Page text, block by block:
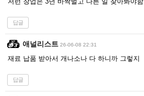
답글
애널리스트 26-06-08 22:31
재료 납품 받아서 개나소나 다 하니까 그렇지
답글